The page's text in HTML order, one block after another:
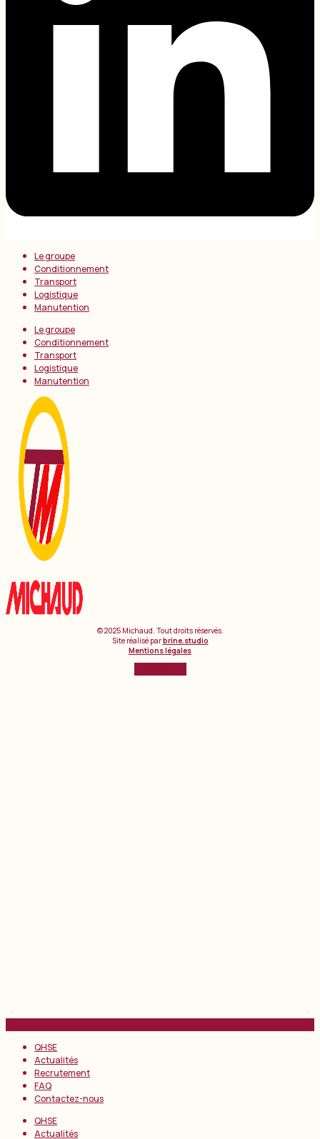
Le groupe
Conditionnement
Transport
Logistique
Manutention
Le groupe
Conditionnement
Transport
Logistique
Manutention
© 2025 Michaud. Tout droits réservés.
Site réalisé parbrine.studio
Mentions légales
QHSE
Actualités
Recrutement
FAQ
Contactez-nous
QHSE
Actualités